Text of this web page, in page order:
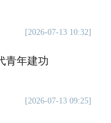
[2026-07-13 10:32]
青年建功
[2026-07-13 09:25]